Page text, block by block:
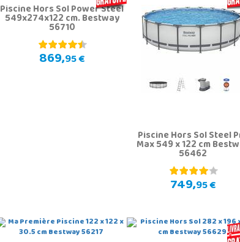
Piscine Hors Sol Power Steel
549x274x122 cm. Bestway
56710
869,95 €
Piscine Hors Sol Steel
Max 549 x 122 cm
56462
749,95 €